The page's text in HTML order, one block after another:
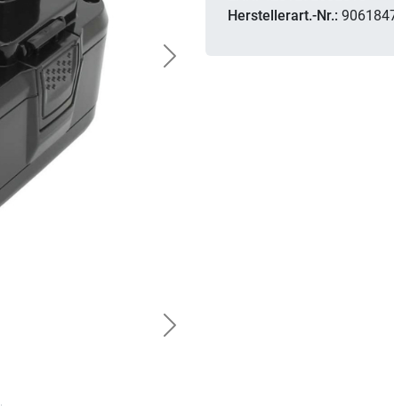
Next
Next
Herstellerart.-Nr.: